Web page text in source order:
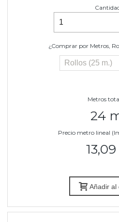
¿Comprar por Metros,
Metros
Precio metro lineal
Añadir al